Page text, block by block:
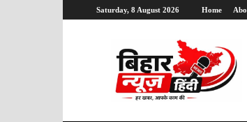
Saturday, 8 August 2026 Home
Bihar
News
Hindi